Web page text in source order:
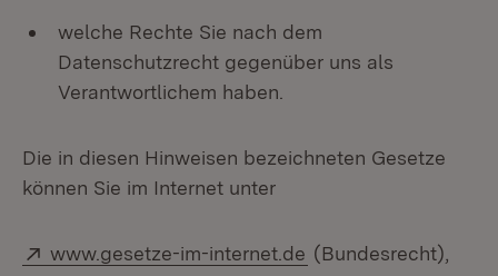
welche Rechte Sie nach dem
Datenschutzrecht gegenüber uns als
Verantwortlichem haben.
Die in diesen Hinweisen bezeichneten Gesetze
können Sie im Internet unter
Extern:
www.gesetze-im-internet.de (Öffnet in neuem
(Bundesrecht),